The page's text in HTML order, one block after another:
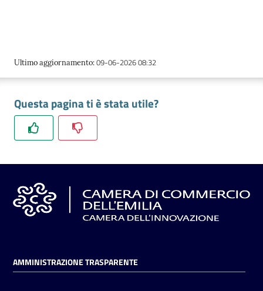
territorio
Tutelare
l'Impresa
e
Consumatore
L'impresa
Ultimo aggiornamento:09-06-2026 08:32
Questa pagina ti è stata utile?
AMMINISTRAZIONE TRASPARENTE